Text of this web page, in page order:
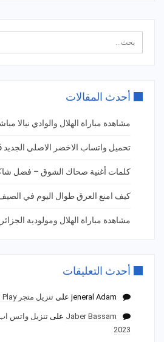
أحدث المقالات
مشاهدة مباراة الهلال والوادي نيالا
تحميل واتساب الاخضر الاصلي الجديد 2026
كلمات أغنية صحاك الشوق – فضل شاكر
كيف امنع العرق طوال اليوم في
مشاهدة مباراة الهلال ومولودية
أحدث التعليقات
jeneral Adam على تنزيل متجر Play للموبايل سامسونج
Jaber Bassam على تنزيل واتس
2023